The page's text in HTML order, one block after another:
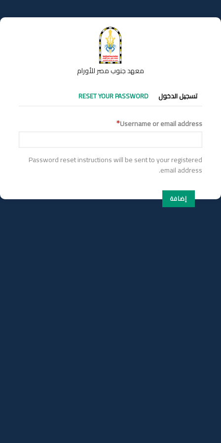
إلى
المحتوى
معهد جنوب مصر للأورام
التبويبات
الأساسية
تسجيل الدخول RESET YOUR PASSWORD
Username or email address
Password reset instructions will be sent to your registered
email address.